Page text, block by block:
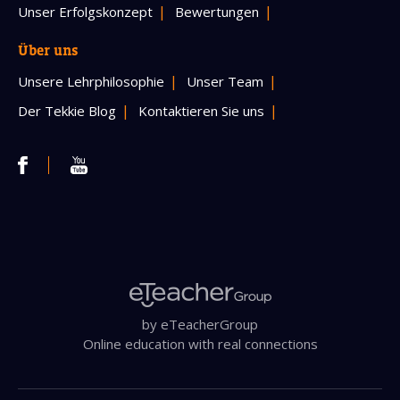
Unser Erfolgskonzept Bewertungen
Über uns
Unsere Lehrphilosophie
Unser Team
Der Tekkie Blog
Kontaktieren Sie uns
by eTeacherGroup
Online education with real connections